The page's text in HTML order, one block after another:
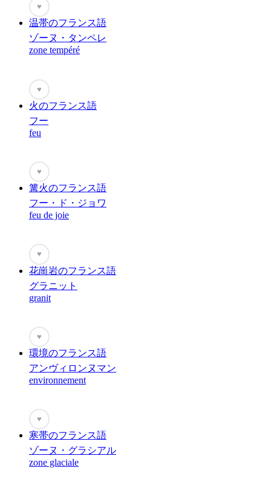
♥
温帯のフランス語
ゾーヌ・タンペレ
zone tempéré
♥
火のフランス語
フー
feu
♥
篝火のフランス語
フー・ド・ジョワ
feu de joie
♥
花崗岩のフランス語
グラニット
granit
♥
環境のフランス語
アンヴィロンヌマン
environnement
♥
寒帯のフランス語
ゾーヌ・グラシアル
zone glaciale